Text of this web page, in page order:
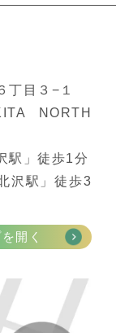
丁目３−１
NORTH
駅」徒歩1分
沢駅」徒歩3
開く